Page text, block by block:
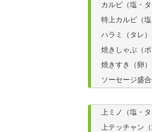
カルビ（塩・
特上カルビ（
ハラミ（タレ
焼きしゃぶ（
焼きすき（卵
ソーセージ盛
上ミノ（塩・
上テッチャン